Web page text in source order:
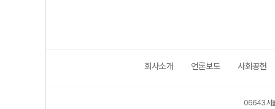
회사소개 언론보도 사회공헌
06643 서